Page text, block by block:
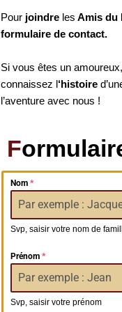
Pour joindre les Amis du
formulaire de contact.
Si vous êtes un
connaissez l ‘histoire
l’aventure avec nous !
F
Nom *
Svp, saisir votre nom de
Prénom *
Svp, saisir votre prénom